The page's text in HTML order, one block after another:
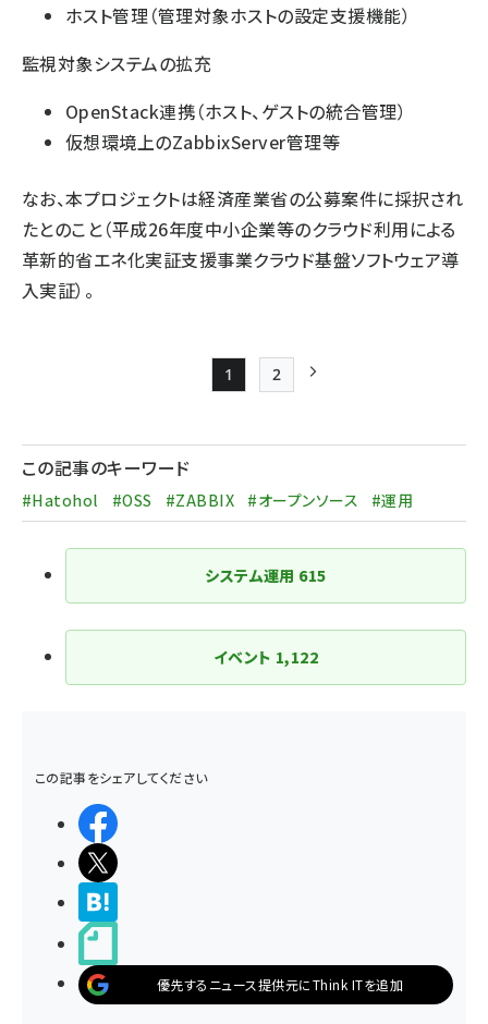
ホスト管理（管理対象ホストの設定支援機能）
監視対象システムの拡充
OpenStack連携（ホスト、ゲストの統合管理）
仮想環境上のZabbixServer管理等
なお、本プロジェクトは経済産業省の公募案件に採択され
たとのこと（平成26年度中小企業等のクラウド利用による
革新的省エネ化実証支援事業クラウド基盤ソフトウェア導
入実証）。
送
り
Page
1
Page
2
この記事のキーワード
#Hatohol #OSS #ZABBIX #オープンソース #運用
システム運用 615
イベント 1,122
この記事をシェアしてください
優先するニュース提供元にThink ITを追加